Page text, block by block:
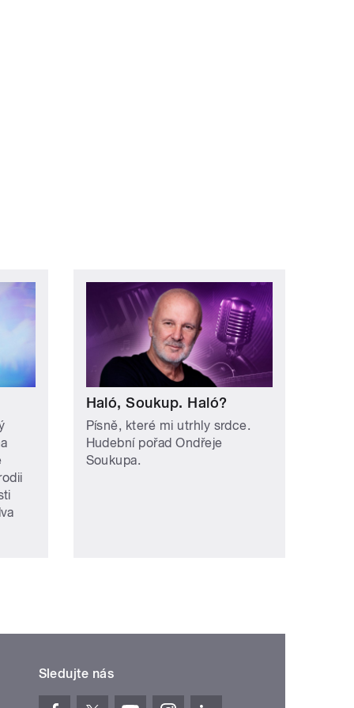
Haló, Soukup. Haló?
Písně, které mi utrhly srdce.
Hudební pořad Ondřeje
Soukupa.
Sledujte nás